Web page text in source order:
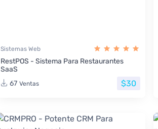
Sistemas Web
RestPOS - Sistema Para Restaurantes
SaaS
67 Ventas $30